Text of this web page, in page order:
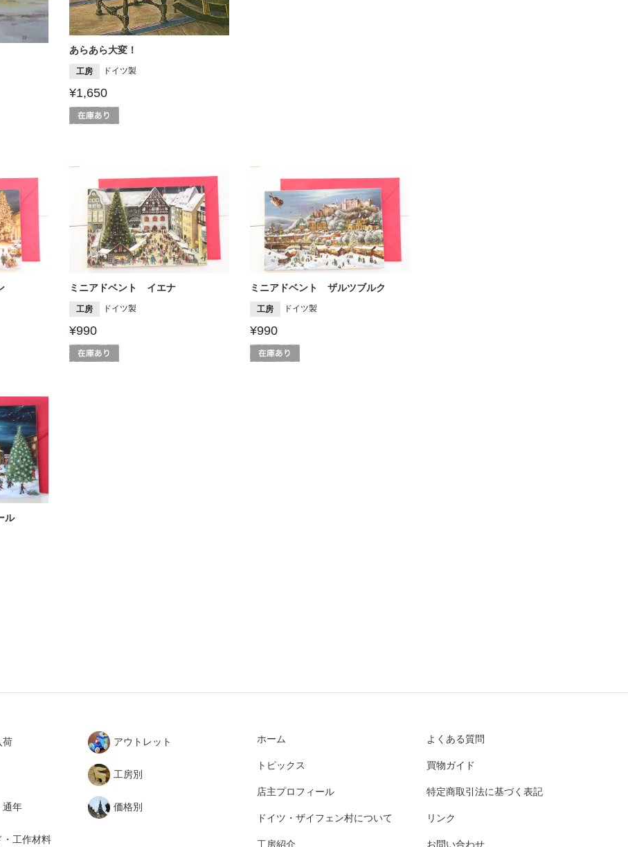
あらあら大変！
工房 ドイツ製
¥1,650
ミニアドベント イエナ
工房 ドイツ製
¥990
ミニアドベント ザルツブルク
工房 ドイツ製
¥990
ル
荷
通年
工作材料
アウトレット
工房別
価格別
ホーム
トピックス
店主プロフィール
ドイツ・ザイフェン村について
工房紹介
よくある質問
買物ガイド
特定商取引法に基づく表記
リンク
お問い合わせ